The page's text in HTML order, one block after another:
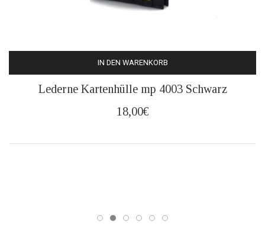
IN DEN WARENKORB
Lederne Kartenhülle mp 4003 Schwarz
18,00€